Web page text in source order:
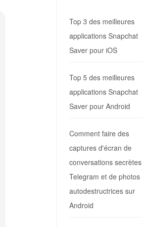
Top 3 des meilleures
applications Snapchat
Saver pour iOS
Top 5 des meilleures
applications Snapchat
Saver pour Android
Comment faire des
captures d'écran de
conversations secrètes
Telegram et de photos
autodestructrices sur
Android